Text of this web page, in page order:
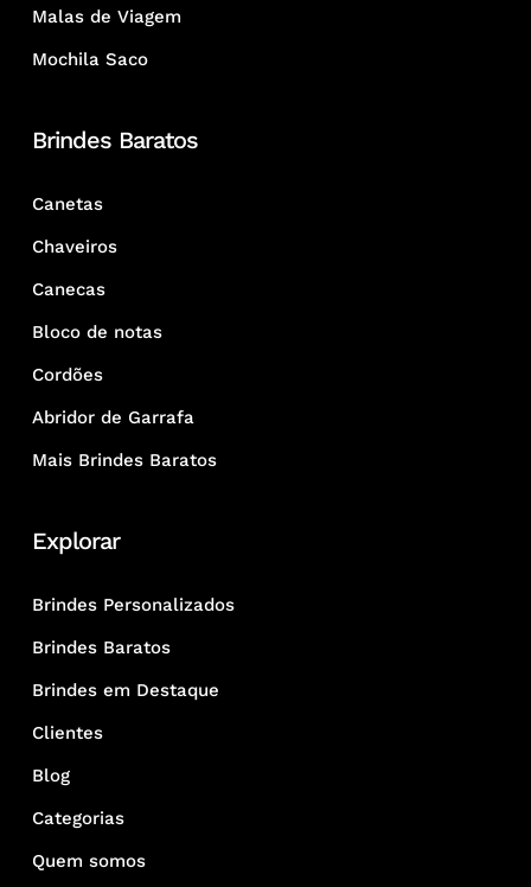
Malas de Viagem
Mochila Saco
Brindes Baratos
Canetas
Chaveiros
Canecas
Bloco de notas
Cordões
Abridor de Garrafa
Mais Brindes Baratos
Explorar
Brindes Personalizados
Brindes Baratos
Brindes em Destaque
Clientes
Blog
Categorias
Quem somos